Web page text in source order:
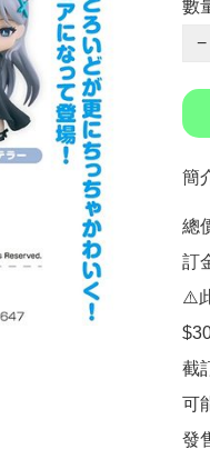
數
−
簡
總
訂
⚠️
截
可
發